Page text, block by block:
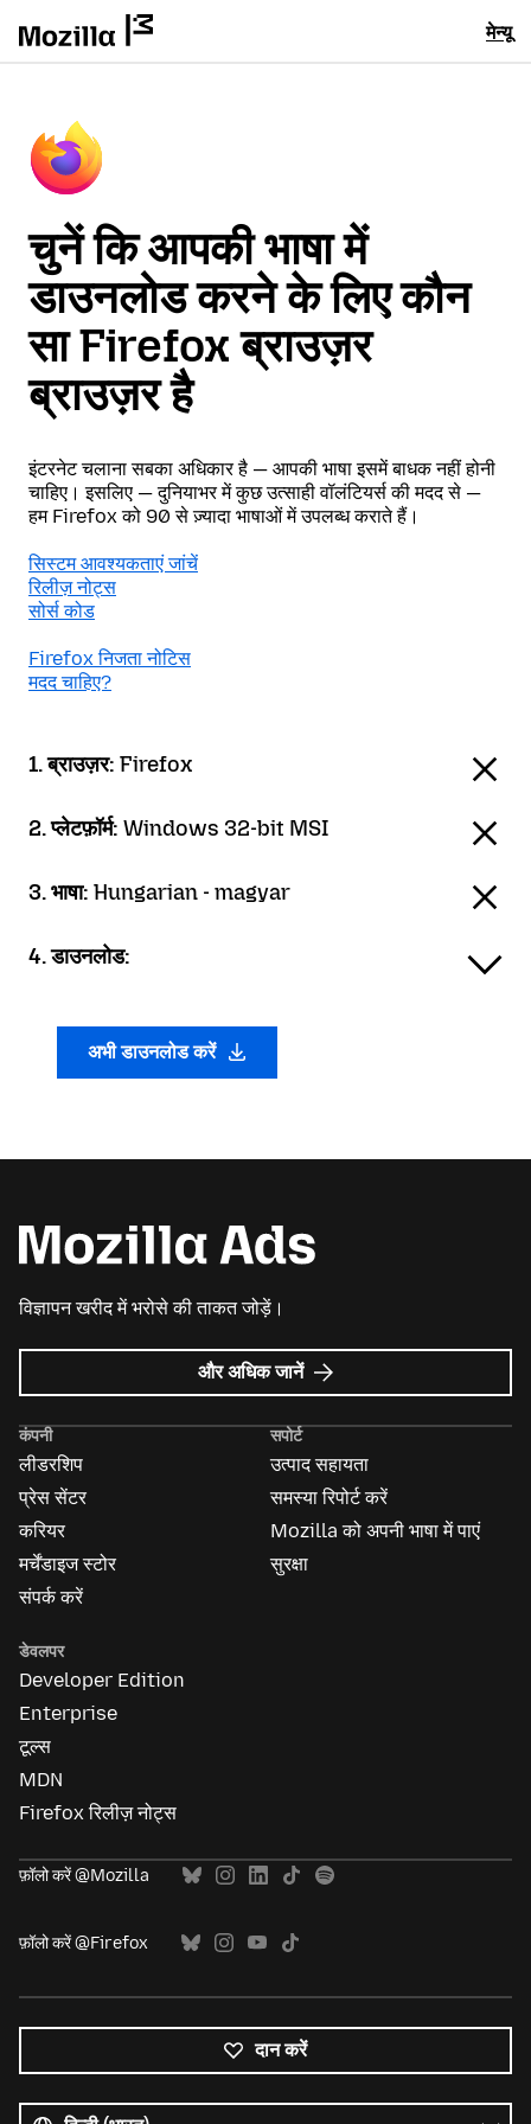
मेन्यू
चुनें कि आपकी भाषा में
डाउनलोड करने के लिए कौन
सा Firefox ब्राउज़र
ब्राउज़र है
इंटरनेट चलाना सबका अधिकार है — आपकी भाषा इसमें बाधक नहीं होनी
चाहिए। इसलिए — दुनियाभर में कुछ उत्साही वॉलंटियर्स की मदद से —
हम Firefox को 90 से ज़्यादा भाषाओं में उपलब्ध कराते हैं।
सिस्टम आवश्यकताएं जांचें
रिलीज़ नोट्स
सोर्स कोड
Firefox निजता नोटिस
मदद चाहिए?
1. ब्राउज़र: Firefox
2. प्लेटफ़ॉर्म: Windows 32-bit MSI
3. भाषा: Hungarian - magyar
4. डाउनलोड:
अभी डाउनलोड करें
विज्ञापन खरीद में भरोसे की ताकत जोड़ें।
Mozilla
विज्ञापन
और अधिक जानें
कंपनी
लीडरशिप
प्रेस सेंटर
करियर
मर्चेंडाइज स्टोर
संपर्क करें
सपोर्ट
उत्पाद सहायता
समस्या रिपोर्ट करें
Mozilla को अपनी भाषा में पाएं
सुरक्षा
डेवलपर
Developer Edition
Enterprise
टूल्स
MDN
Firefox रिलीज़ नोट्स
फ़ॉलो करें @Mozilla
फ़ॉलो करें @Firefox
दान करें
भाषाएं
भाषा